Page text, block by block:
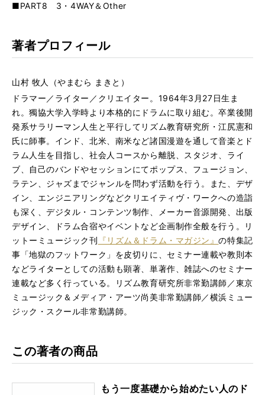
■PART8 3・4WAY＆Other
著者プロフィール
山村 牧人（やまむら まきと）
ドラマー／ライター／クリエイター。1964年3月27日生ま
れ。獨協大学入学時より本格的にドラムに取り組む。卒業後開
発系サラリーマン人生と平行してリズム教育研究所・江尻憲和
氏に師事。インド、北米、南米など諸国漫遊を通して音楽とド
ラム人生を目指し、社会人コースから離脱、スタジオ、ライ
ブ、自己のバンドやセッションにてポップス、フュージョン、
ラテン、ジャズまでジャンルを問わず活動を行う。また、デザ
イン、エンジニアリングなどクリエイティヴ・ワークへの造詣
も深く、デジタル・コンテンツ制作、メーカー音源開発、出版
デザイン、ドラム合宿やイベントなど企画制作全般を行う。リ
ットーミュージック刊 『リズム＆ドラム・マガジン』の特集記
事「地獄のフットワーク」を皮切りに、セミナー連載や教則本
などライターとしての活動も顕著、単著作、雑誌へのセミナー
連載など多く行っている。リズム教育研究所非常勤講師／東京
ミュージック＆メディア・アーツ尚美非常勤講師／横浜ミュー
ジック・スクール非常勤講師。
この著者の商品
もう一度基礎から始めたい人のド